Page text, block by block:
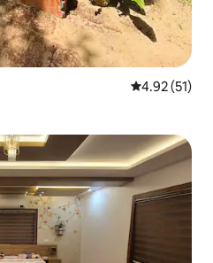
平均评分
4.92 (51)